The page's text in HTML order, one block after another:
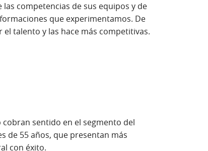
competencias de sus equipos y de
que experimentamos. De
talento y las hace más competitivas.
sentido en el segmento del
de 55 años, que presentan más
con éxito.